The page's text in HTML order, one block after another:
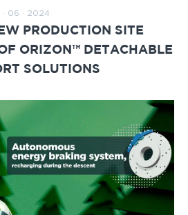
· 06 · 2024
PRODUCTION SITE
ORIZON™ DETACHABLE
SOLUTIONS